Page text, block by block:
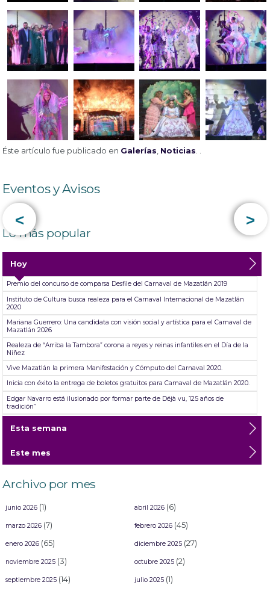
Éste artículo fue publicado en Galerías, Noticias. .
Eventos y Avisos
< >
Lo más popular
Hoy
Premio del concurso de comparsa Desfile del Carnaval de Mazatlán 2019
Instituto de Cultura busca realeza para el Carnaval Internacional de Mazatlán
2020
Mariana Guerrero: Una candidata con visión social y artística para el Carnaval de
Mazatlán 2026
Realeza de “Arriba la Tambora” corona a reyes y reinas infantiles en el Día de la
Niñez
Vive Mazatlán la primera Manifestación y Cómputo del Carnaval 2020.
Inicia con éxito la entrega de boletos gratuitos para Carnaval de Mazatlán 2020.
Edgar Navarro está ilusionado por formar parte de Déjà vu, 125 años de
tradición”
Premio Bienal Antonio López Sáenz de las Artes Plásticas
Mazatlán de Literatura 2024
Esta semana
Este mes
Archivo por mes
junio 2026(1) abril 2026(6)
marzo 2026(7) febrero 2026(45)
enero 2026(65) diciembre 2025(27)
noviembre 2025(3) octubre 2025(2)
septiembre 2025(14) julio 2025(1)